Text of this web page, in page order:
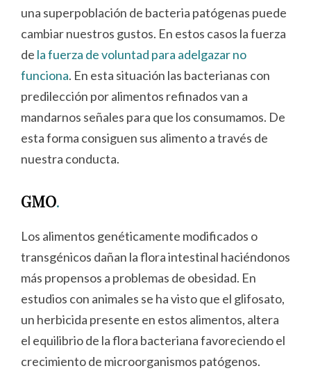
una superpoblación de bacteria patógenas puede
cambiar nuestros gustos. En estos casos la fuerza
de la fuerza de voluntad para adelgazar no
funciona. En esta situación las bacterianas con
predilección por alimentos refinados van a
mandarnos señales para que los consumamos. De
esta forma consiguen sus alimento a través de
nuestra conducta.
GMO.
Los alimentos genéticamente modificados o
transgénicos dañan la flora intestinal haciéndonos
más propensos a problemas de obesidad. En
estudios con animales se ha visto que el glifosato,
un herbicida presente en estos alimentos, altera
el equilibrio de la flora bacteriana favoreciendo el
crecimiento de microorganismos patógenos.